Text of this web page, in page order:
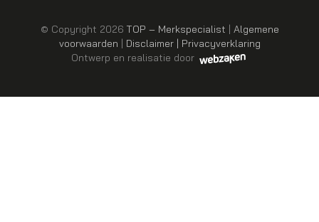
© Copyright 2026 TOP – Merkspecialist | Algemene
voorwaarden | Disclaimer | Privacyverklaring
Ontwerp en realisatie door